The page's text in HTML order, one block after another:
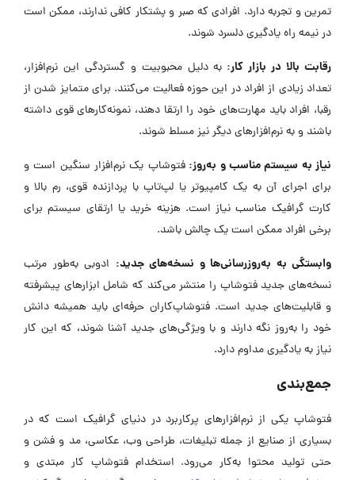
تمرین و تجربه دارد. افرادی که صبر و پشتکار کافی ندارند، ممکن است
در نیمه راه یادگیری دلسرد شوند.
رقابت بالا در بازار کار: به دلیل محبوبیت و گستردگی این نرم‌افزار،
تعداد زیادی از افراد در این حوزه فعالیت می‌کنند. برای متمایز شدن از
رقبا، افراد باید مهارت‌های خود را ارتقا دهند، نمونه‌کارهای قوی داشته
باشند و به نرم‌افزارهای دیگر نیز مسلط شوند.
نیاز به سیستم مناسب و به‌روز:فتوشاپ یک نرم‌افزار سنگین است و
برای اجرای آن به یک کامپیوتر یا لپ‌تاپ با پردازنده قوی، رم بالا و
کارت گرافیک مناسب نیاز است. هزینه خرید یا ارتقای سیستم برای
برخی افراد ممکن است یک چالش باشد.
وابستگی به به‌روزرسانی‌ها و نسخه‌های جدید: ادوبی به‌طور مرتب
نسخه‌های جدید فتوشاپ را منتشر می‌کند که شامل ابزارهای پیشرفته
و قابلیت‌های جدید است. فتوشاپ‌کاران حرفه‌ای باید همیشه دانش
خود را به‌روز نگه دارند و با ویژگی‌های جدید آشنا شوند، که این کار
نیاز به یادگیری مداوم دارد.
جمع‌بندی
فتوشاپ یکی از نرم‌افزارهای پرکاربرد در دنیای گرافیک است که در
بسیاری از صنایع از جمله تبلیغات، طراحی وب، عکاسی، مد و فشن و
حتی تولید محتوا به‌کار می‌رود. استخدام فتوشاپ کار مبتدی و